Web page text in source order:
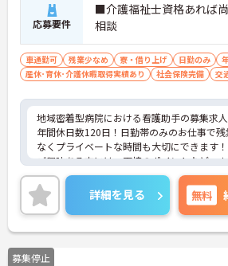
応募要件
■介護福祉士資格あれば
相談
車通勤可 残業少なめ 寮・借り上げ 日勤のみ
産休･育休･介護休暇取得実績あり
社会保険完備 交
地域密着型病院における看護助手の募集求人
年間休日数120日！日勤帯のみのお仕事で残
なくプライベートな時間も大切にできます！
ご興味ある方には、面接のポイントなど、
細をお話致しますのでお気軽にご相談くだ
詳細を見る 無料
募集停止